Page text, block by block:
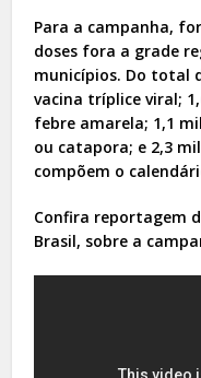
Para a campanha,
doses fora a grade
municípios. Do total
vacina tríplice viral;
febre amarela; 1,1
ou catapora; e 2,3
compõem o
Confira reportagem
Brasil, sobre a